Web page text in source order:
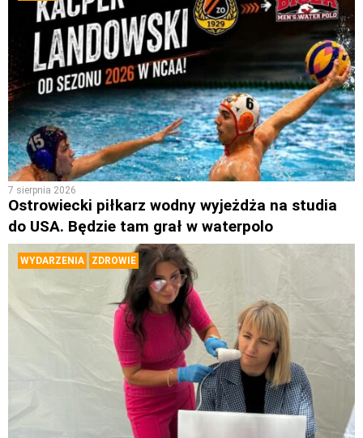
7 sierpnia 2026
Ostrowiecki piłkarz wodny wyjeżdża na studia
do USA. Będzie tam grał w waterpolo
WYDARZENIA ZDROWIE